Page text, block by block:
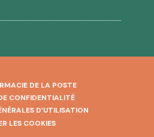
DE LA POSTE
CONFIDENTIALITÉ
D’UTILISATION
LES COOKIES